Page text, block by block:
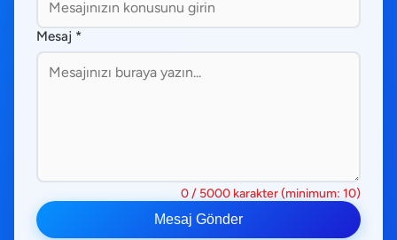
Mesaj *
0/ 5000 karakter (minimum: 10)
Mesaj Gönder